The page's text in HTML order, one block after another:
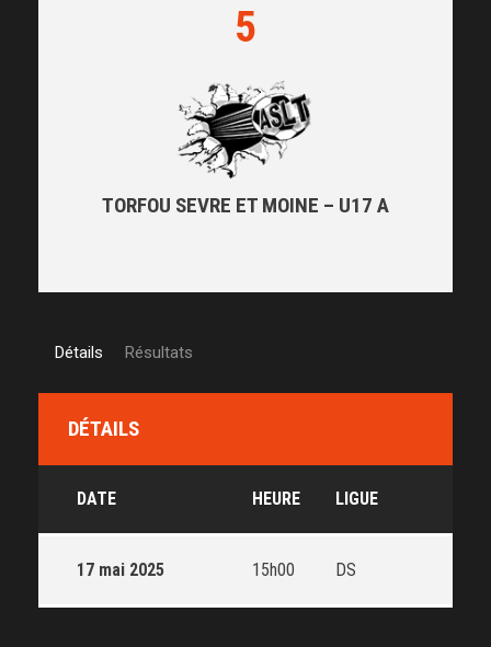
5
TORFOU SEVRE ET MOINE – U17 A
Détails Résultats
DÉTAILS
DATE HEURE LIGUE
17 mai 2025 15h00 DS